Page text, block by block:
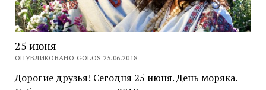
25 июня
ОПУБЛИКОВАНО GOLOS 25.06.2018
Дорогие друзья! Сегодня 25 июня. День моряка.